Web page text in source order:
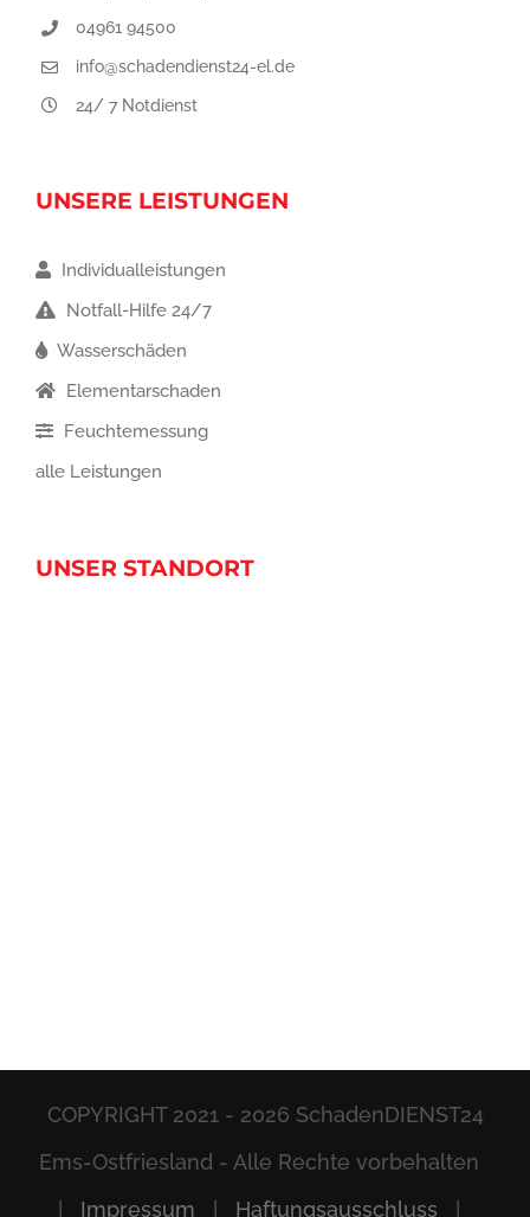
04961 94500
info@schadendienst24-el.de
24/ 7 Notdienst
UNSERE LEISTUNGEN
Individualleistungen
Notfall-Hilfe 24/7
Wasserschäden
Elementarschaden
Feuchtemessung
alle Leistungen
UNSER STANDORT
COPYRIGHT 2021 - 2026 SchadenDIENST24
Ems-Ostfriesland - Alle Rechte vorbehalten
Impressum Haftungsausschluss